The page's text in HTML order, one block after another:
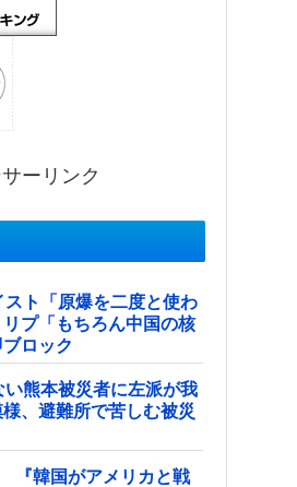
ーリンク
スト「原爆を二度と使わ
プ「もちろん中国の核
ロック
い熊本被災者に左派が我
、避難所で苦しむ被災
『韓国がアメリカと戦